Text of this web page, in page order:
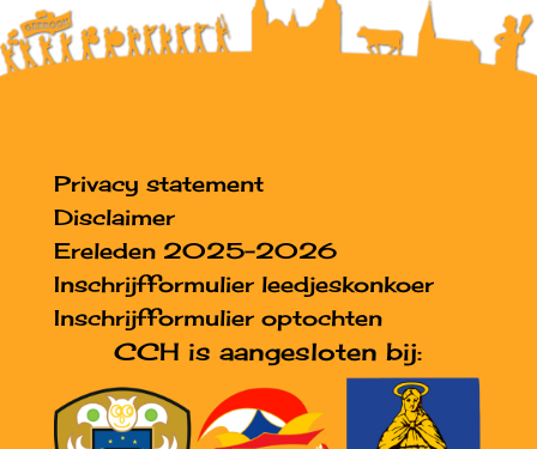
Privacy statement
Disclaimer
Ereleden 2025-2026
Inschrijfformulier leedjeskonkoer
Inschrijfformulier optochten
CCH is aangesloten bij: